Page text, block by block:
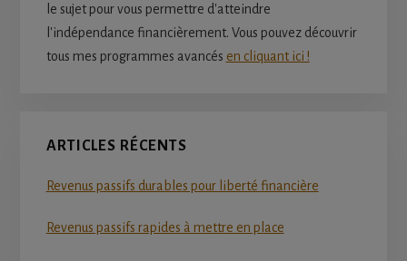
le sujet pour vous permettre d'atteindre
l'indépendance financièrement. Vous pouvez découvrir
tous mes programmes avancés en cliquant ici !
ARTICLES RÉCENTS
Revenus passifs durables pour liberté financière
Revenus passifs rapides à mettre en place